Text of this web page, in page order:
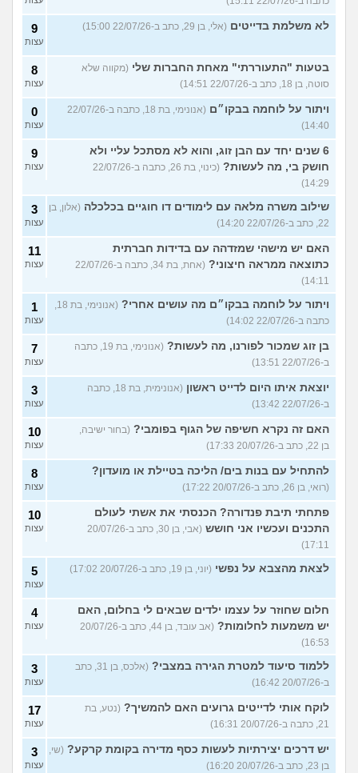
לא משלמת בדייטים (אלי, בן 29, כתב ב-22/07/26 15:00) 9
עצות
בטעות "התעוררתי" מאחת החברות שלי (מקווה שלא
סוטה, בן 18, כתב ב-22/07/26 14:51)
8
עצות
ויתור על לוחמה בבקו״ם
(אנונימי, בת 18, כתבה ב-22/07/26
14:40)
0
עצות
6 שנים יחד עם הבן זוג, והוא לא מסתכל עליי ולא
חושק בי, מה לעשות?
(כינוי, בת 26, כתבה ב-22/07/26
14:29)
9
עצות
שילוב משרה מלאה עם לימודים דו חוגיים בכלכלה (אלון, בן
22, כתב ב-22/07/26 14:20)
3
עצות
האם יש מישהי שמזדהה עם בדידות חברתית
כתוצאה ממראה חיצוני?
(אחת, בת 34, כתבה ב-22/07/26
14:11)
11
עצות
ויתור על לוחמה בבקו״ם מה עושים אחרי?
(אנונימי, בת 18,
כתבה ב-22/07/26 14:02)
1
עצות
בן זוג שמכור לפורנו, מה לעשות?
(אנונימי, בת 19, כתבה
ב-22/07/26 13:51)
7
עצות
יוצאת איתו היום לדייט ראשון
(אנונימית, בת 18, כתבה
ב-22/07/26 13:42)
3
עצות
האם זה נקרא חשיפה של הגוף בפומבי? (בחור ישיבה,
בן 22, כתב ב-20/07/26 17:33)
10
עצות
להתחיל עם בנות בים/ הליכה בטיילת או מועדון?
(רואי, בן 26, כתב ב-20/07/26 17:22)
8
עצות
פתחתי תיבת פנדורה? הכנסתי את אשתי לעולם
התכנים ועכשיו אני חושש
(אבי, בן 30, כתב ב-20/07/26
17:11)
10
עצות
לצאת מהצבא על נפשי (יוני, בן 19, כתב ב-20/07/26 17:02) 5
עצות
חלום שחוזר על עצמו ילדים שבאים לי בחלום, האם
יש משמעות לחלומות?
(אב עובד, בן 44, כתב ב-20/07/26
16:53)
4
עצות
ללמוד סיעוד למטרת הגירה במצבי?
(אלכס, בן 31, כתב
ב-20/07/26 16:42)
3
עצות
לוקח אותי לדייטים גרועים האם להמשיך? (נטע, בת
21, כתבה ב-20/07/26 16:31)
17
עצות
יש דרכים יצירתיות לעשות כסף מדירה בקומת קרקע? (שי,
בן 23, כתב ב-20/07/26 16:20)
3
עצות